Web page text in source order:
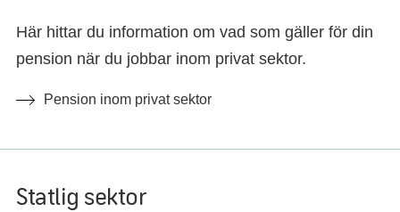
Här hittar du information om vad som gäller för din
pension när du jobbar inom privat sektor.
Pension inom privat sektor
Statlig sektor